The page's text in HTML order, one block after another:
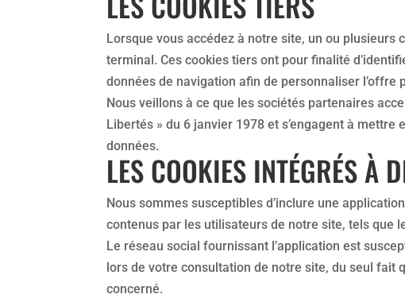
Lorsque vous accédez à notre site, un ou plusieurs
terminal. Ces cookies tiers ont pour finalité
données de navigation afin de personnaliser
Nous veillons à ce que les sociétés partenaires
Libertés » du 6 janvier 1978 et s’engagent à
données.
LES COOKIES INTÉGRÉS À
Nous sommes susceptibles d’inclure une
contenus par les utilisateurs de notre site, tels que
Le réseau social fournissant l’application est
lors de votre consultation de notre site, du seul fait
concerné.